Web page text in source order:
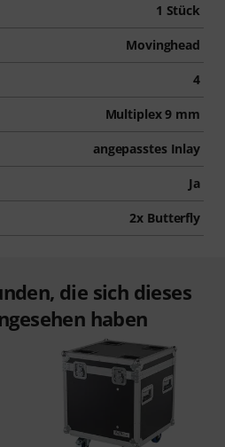
1 Stück
Movinghead
4
Multiplex 9 mm
angepasstes Inlay
Ja
2x Butterfly
die sich dieses
haben